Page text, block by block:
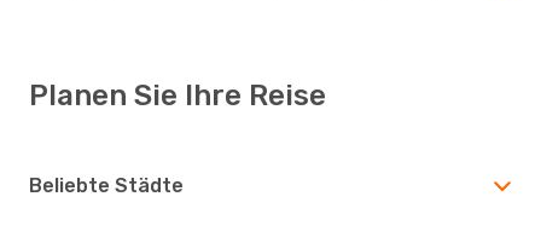
Planen Sie Ihre Reise
Beliebte Städte